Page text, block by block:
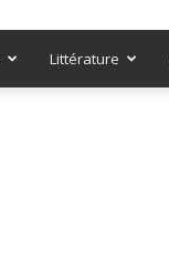
Littérature